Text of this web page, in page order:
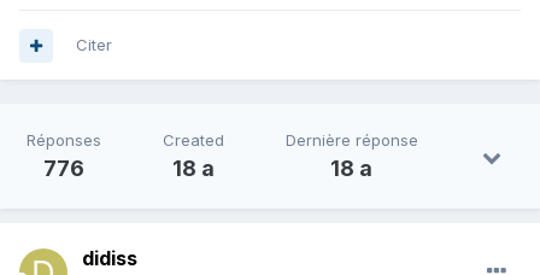
Citer
Réponses
776
Created
18 a
Dernière réponse
18 a
didiss